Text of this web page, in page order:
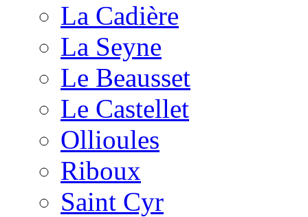
La Cadière
La Seyne
Le Beausset
Le Castellet
Ollioules
Riboux
Saint Cyr